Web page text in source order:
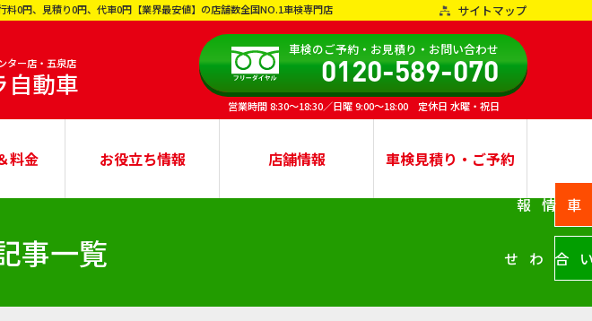
0円、見積り0円、代車0円【業界最安値】の店舗数全国NO.1車検専門店 サイトマップ
ター店・五泉店
自動車
車検のご予約・お見積り・お問い合わせ
0120-589-070
営業時間 8:30～18:30／日曜 9:00～18:00 定休日 水曜・祝日
料金 お役立ち情報 店舗情報 車検見積り・ご予約
事一覧
中古車情報
お問い合わせ